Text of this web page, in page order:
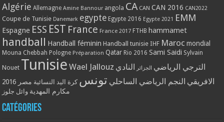
Algérie Allemagne Amine Bannour angola CA CAN CAN 2016 CAN2022
Coupe de Tunisie Danemark egypte Egypte 2016 Egypte 2021 EMM
Espagne ESS EST France France 2017 FTHB hammamet
handball Handball féminin Handball tunisie IHF Maroc mondial
Mouna Chebbah Pologne Préparation Qatar Rio 2016 Sami Saidi Sylvain
Nouet Tunisie Wael Jallouz الترجي الرياضي الجزائر
النادي
الافريقي النجم الرياضي الساحلي تونس كرة اليد النسائية مصر 2016
مكارم المهدية وائل جلوز
Catégories